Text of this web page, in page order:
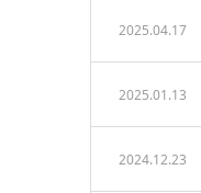
2025.04.17
2025.01.13
2024.12.23